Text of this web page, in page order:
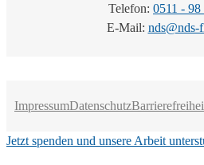
Telefon: 0511 -
E-Mail: nds@nds-
ImpressumDatenschutz
Jetzt spenden und unsere Arbeit